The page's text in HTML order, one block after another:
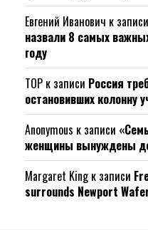
Евгений Иванович к записи
назвали 8 самых
году
ТОР к записи Россия
остановивших колонну
Anonymous к записи
женщины вынуждены
Margaret Kingк записи
surrounds Newport